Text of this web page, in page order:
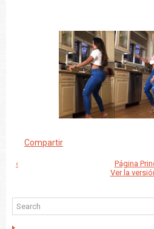
Compartir
‹
Página
Ver la